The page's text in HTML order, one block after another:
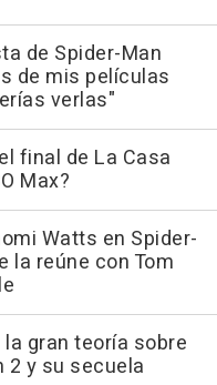
de Spider-Man
de mis películas
verlas"
final de La Casa
Max?
Watts en Spider-
la reúne con Tom
gran teoría sobre
2 y su secuela